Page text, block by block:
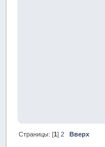
Страницы: [1]2 Вверх